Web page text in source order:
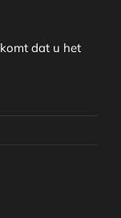
dat u het